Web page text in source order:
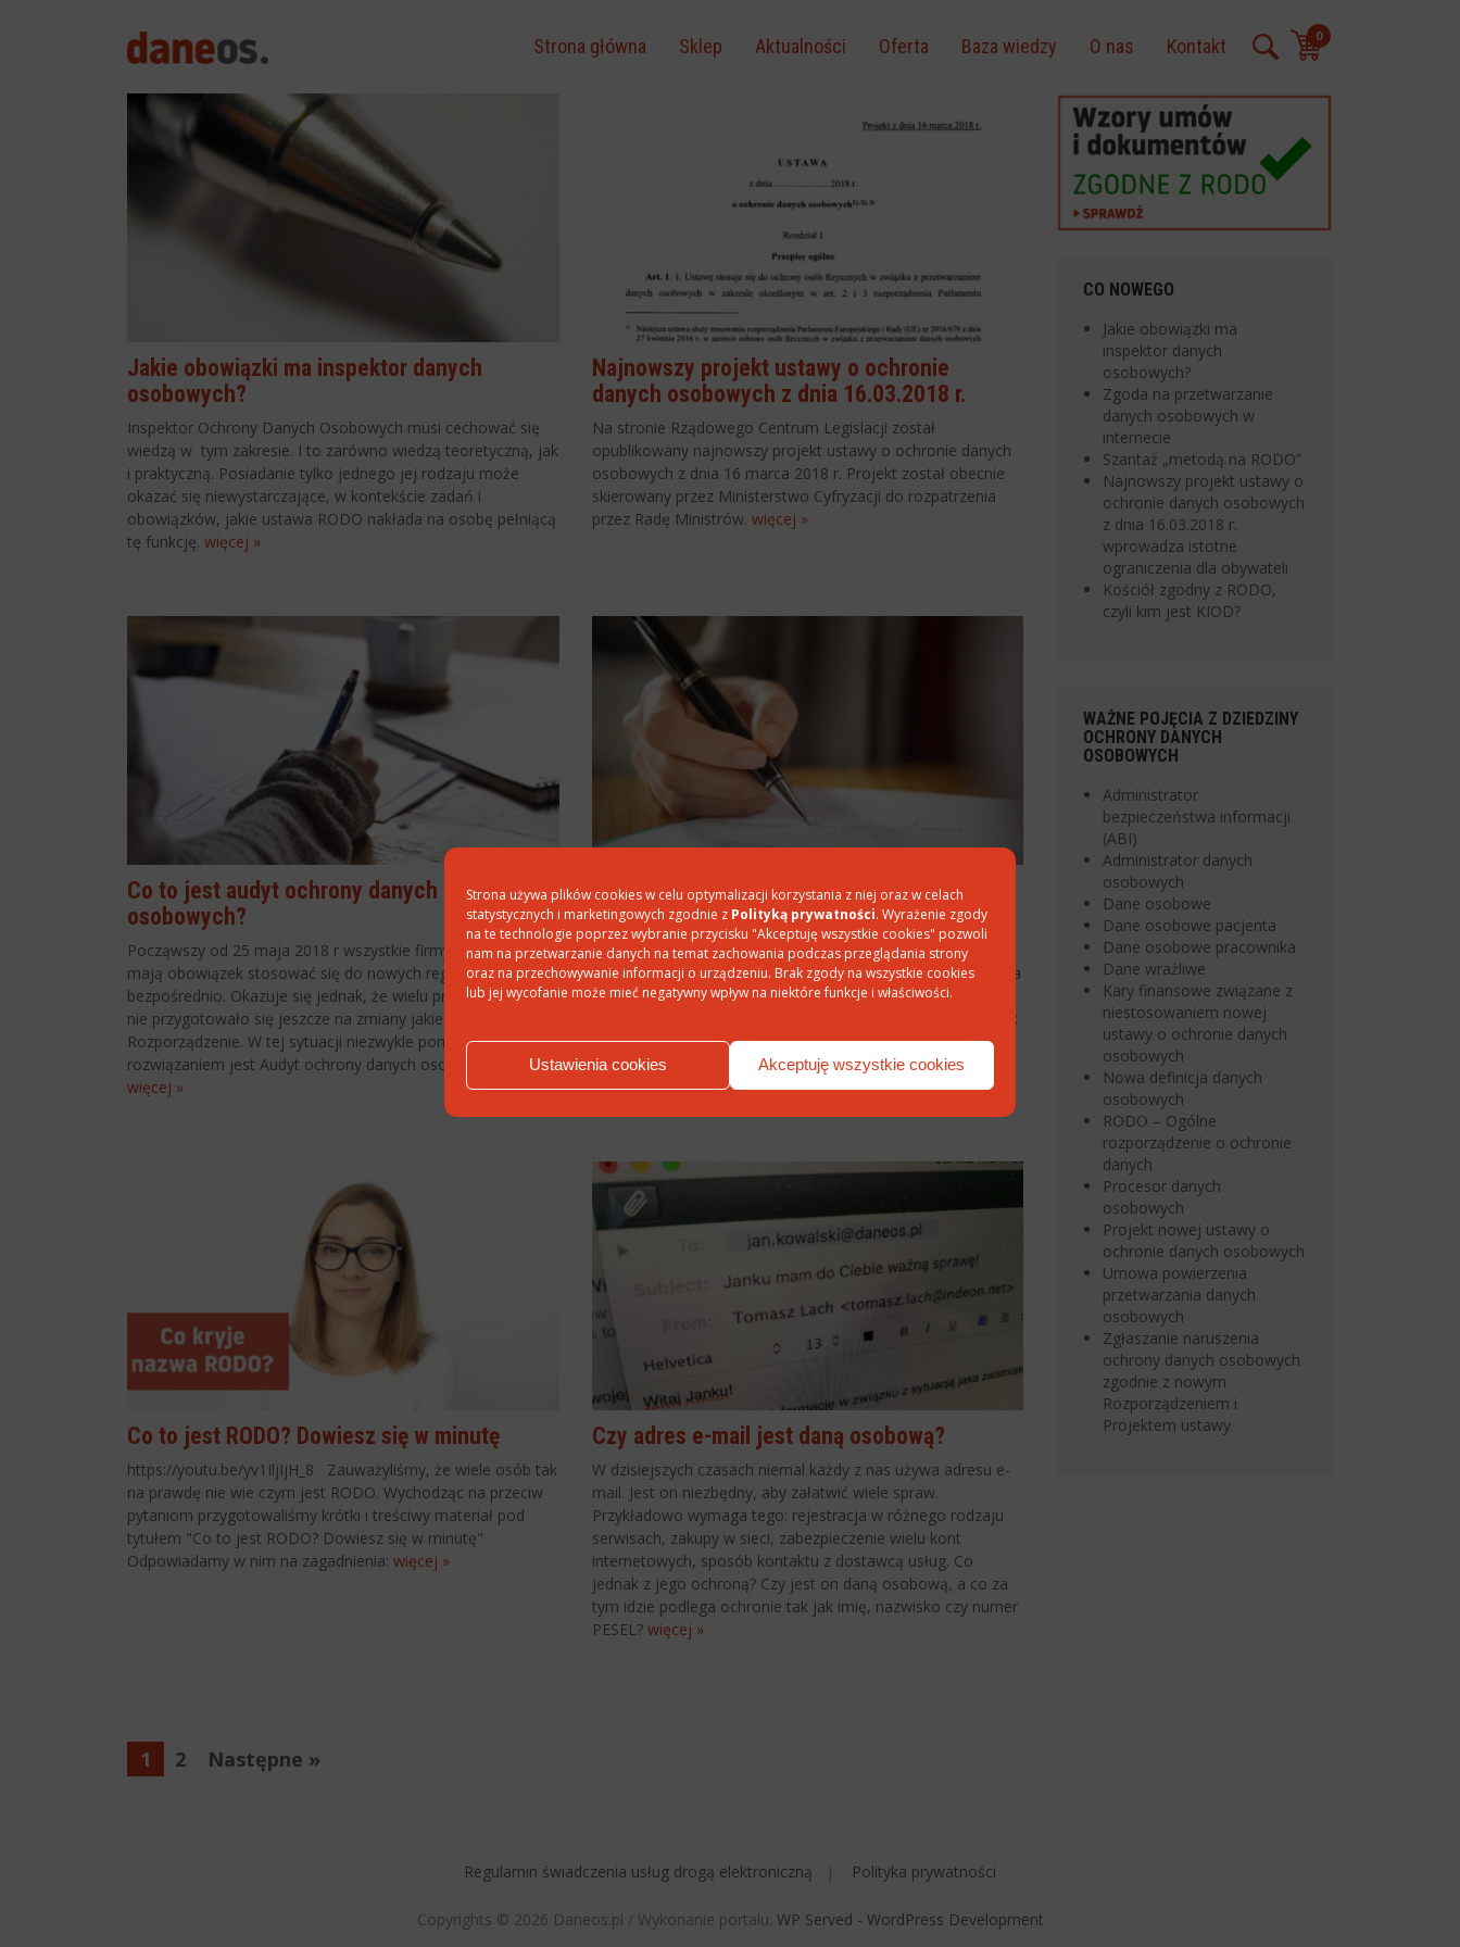
Strona używa plików cookies w celu optymalizacji korzystania z niej oraz w celach
statystycznych i marketingowych zgodnie z Polityką prywatności. Wyrażenie zgody
na te technologie poprzez wybranie przycisku "Akceptuję wszystkie cookies" pozwoli
nam na przetwarzanie danych na temat zachowania podczas przeglądania strony
oraz na przechowywanie informacji o urządzeniu. Brak zgody na wszystkie cookies
lub jej wycofanie może mieć negatywny wpływ na niektóre funkcje i właściwości.
Akceptuję wszystkie cookies
Ustawienia cookies
Strona główna Sklep Aktualności Oferta Baza wiedzy O nas Kontakt
search 0
Jakie obowiązki ma inspektor danych
osobowych?
Inspektor Ochrony Danych Osobowych musi cechować się
wiedzą w tym zakresie. I to zarówno wiedzą teoretyczną, jak
i praktyczną. Posiadanie tylko jednego jej rodzaju może
okazać się niewystarczające, w kontekście zadań i
obowiązków, jakie ustawa RODO nakłada na osobę pełniącą
tę funkcję. więcej »
Najnowszy projekt ustawy o ochronie
danych osobowych z dnia 16.03.2018 r.
Na stronie Rządowego Centrum Legislacji został
opublikowany najnowszy projekt ustawy o ochronie danych
osobowych z dnia 16 marca 2018 r. Projekt został obecnie
skierowany przez Ministerstwo Cyfryzacji do rozpatrzenia
przez Radę Ministrów. więcej »
Co to jest audyt ochrony danych
osobowych?
Począwszy od 25 maja 2018 r wszystkie firmy i instytucje
mają obowiązek stosować się do nowych regulacji (RODO)
bezpośrednio. Okazuje się jednak, że wielu przedsiębiorców
nie przygotowało się jeszcze na zmiany jakie wprowadza
Rozporządzenie. W tej sytuacji niezwykle pomocnym
rozwiązaniem jest Audyt ochrony danych osobowych.
więcej »
Umowa powierzenia danych osobowych –
wyjaśniamy co to jest i jak działa
Wiele osób nie orientuje się czym jest umowa powierzenia
danych osobowych. Przygotowaliśmy specjalnie dla Państwa
krótki, ale treściwy materiał pod tytułem: "Umowa
powierzenia danych osobowych - wyjaśniamy co to jest i jak
działa"więcej »
Co to jest RODO? Dowiesz się w minutę
https://youtu.be/yv1IljIjH_8 Zauważyliśmy, że wiele osób tak
na prawdę nie wie czym jest RODO. Wychodząc na przeciw
pytaniom przygotowaliśmy krótki i treściwy materiał pod
tytułem "Co to jest RODO? Dowiesz się w minutę"
Odpowiadamy w nim na zagadnienia: więcej »
Czy adres e-mail jest daną osobową?
W dzisiejszych czasach niemal każdy z nas używa adresu e-
mail. Jest on niezbędny, aby załatwić wiele spraw.
Przykładowo wymaga tego: rejestracja w różnego rodzaju
serwisach, zakupy w sieci, zabezpieczenie wielu kont
internetowych, sposób kontaktu z dostawcą usług. Co
jednak z jego ochroną? Czy jest on daną osobową, a co za
tym idzie podlega ochronie tak jak imię, nazwisko czy numer
PESEL? więcej »
1 2 Następne »
CO NOWEGO
Jakie obowiązki ma
inspektor danych
osobowych?
Zgoda na przetwarzanie
danych osobowych w
internecie
Szantaż „metodą na RODO”
Najnowszy projekt ustawy o
ochronie danych osobowych
z dnia 16.03.2018 r.
wprowadza istotne
ograniczenia dla obywateli
Kościół zgodny z RODO,
czyli kim jest KIOD?
WAŻNE POJĘCIA Z DZIEDZINY
OCHRONY DANYCH
OSOBOWYCH
Administrator
bezpieczeństwa informacji
(ABI)
Administrator danych
osobowych
Dane osobowe
Dane osobowe pacjenta
Dane osobowe pracownika
Dane wrażliwe
Kary finansowe związane z
niestosowaniem nowej
ustawy o ochronie danych
osobowych
Nowa definicja danych
osobowych
RODO – Ogólne
rozporządzenie o ochronie
danych
Procesor danych
osobowych
Projekt nowej ustawy o
ochronie danych osobowych
Umowa powierzenia
przetwarzania danych
osobowych
Zgłaszanie naruszenia
ochrony danych osobowych
zgodnie z nowym
Rozporządzeniem i
Projektem ustawy
Regulamin świadczenia usług drogą elektroniczną Polityka prywatności
Copyrights © 2026 Daneos.pl / Wykonanie portalu: WP Served - WordPress Development